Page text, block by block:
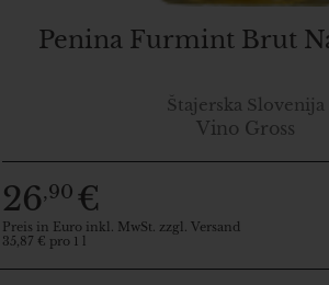
Penina Furmint Brut
Štajerska Slovenija
Vino Gross
26,90 €
Preis in Euro inkl. MwSt. zzgl. Versand
35,87 € pro 1 l